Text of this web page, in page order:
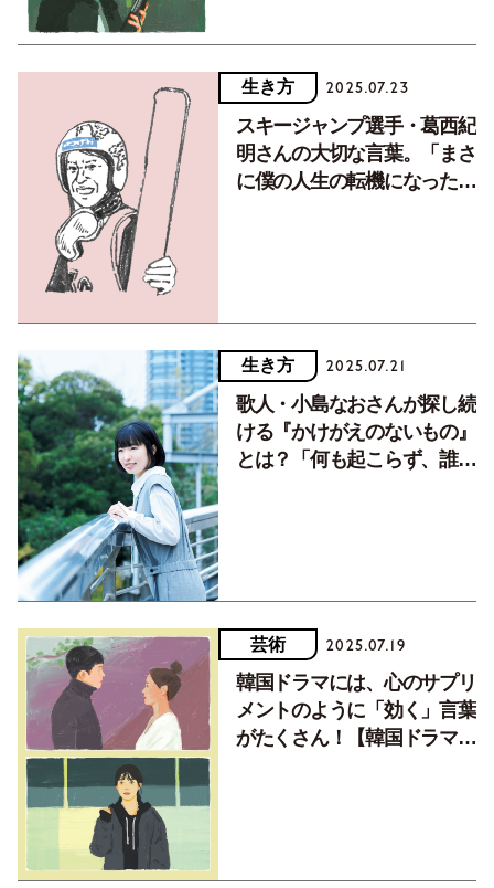
生き方 2025.07.23
スキージャンプ選手・葛西紀
明さんの大切な言葉。「まさ
に僕の人生の転機になった言
生き方 2025.07.21
歌人・小島なおさんが探し続
ける『かけがえのないもの』
とは？「何も起こらず、誰に
芸術 2025.07.19
韓国ドラマには、心のサプリ
メントのように「効く」言葉
がたくさん！【韓国ドラマ発